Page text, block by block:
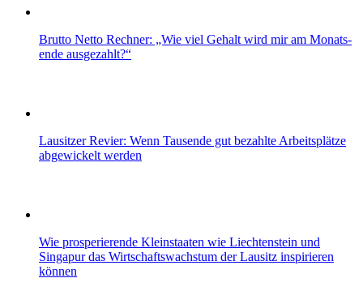
Brutto Netto Rechner: „Wie viel Gehalt wird mir am Monats­
ende ausgezahlt?“
Lausitzer Revier: Wenn Tausende gut bezahlte Arbeitsplätze
abgewickelt werden
Wie prosperierende Kleinstaaten wie Liechtenstein und
Singapur das Wirtschaftswachstum der Lausitz inspirieren
können